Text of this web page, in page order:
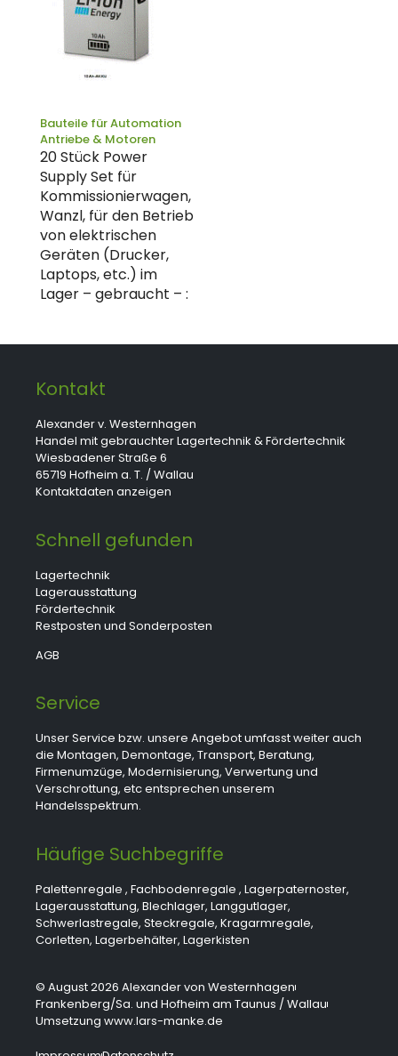
Bauteile für Automation
Antriebe & Motoren
20 Stück Power
Supply Set für
Kommissionierwagen,
Wanzl, für den Betrieb
von elektrischen
Geräten (Drucker,
Laptops, etc.) im
Lager – gebraucht – :
Kontakt
Alexander v. Westernhagen
Handel mit gebrauchter Lagertechnik & Fördertechnik
Wiesbadener Straße 6
65719 Hofheim a. T. / Wallau
Kontaktdaten anzeigen
Schnell gefunden
Lagertechnik
Lagerausstattung
Fördertechnik
Restposten und Sonderposten
AGB
Service
Unser Service bzw. unsere Angebot umfasst weiter auch
die Montagen, Demontage, Transport, Beratung,
Firmenumzüge, Modernisierung, Verwertung und
Verschrottung, etc entsprechen unserem
Handelsspektrum.
Häufige Suchbegriffe
Palettenregale , Fachbodenregale , Lagerpaternoster,
Lagerausstattung, Blechlager, Langgutlager,
Schwerlastregale, Steckregale, Kragarmregale,
Corletten, Lagerbehälter, Lagerkisten
© August 2026 Alexander von Westernhagen
Frankenberg/Sa. und Hofheim am Taunus / Wallau
Umsetzung www.lars-manke.de